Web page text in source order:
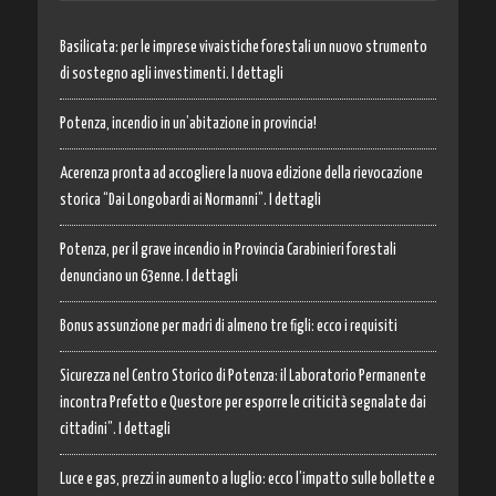
Basilicata: per le imprese vivaistiche forestali un nuovo strumento
di sostegno agli investimenti. I dettagli
Potenza, incendio in un’abitazione in provincia!
Acerenza pronta ad accogliere la nuova edizione della rievocazione
storica “Dai Longobardi ai Normanni”. I dettagli
Potenza, per il grave incendio in Provincia Carabinieri forestali
denunciano un 63enne. I dettagli
Bonus assunzione per madri di almeno tre figli: ecco i requisiti
Sicurezza nel Centro Storico di Potenza: il Laboratorio Permanente
incontra Prefetto e Questore per esporre le criticità segnalate dai
cittadini”. I dettagli
Luce e gas, prezzi in aumento a luglio: ecco l’impatto sulle bollette e